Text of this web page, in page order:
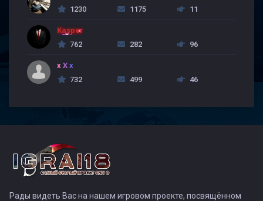
1230
1175 11
Kasper
762
282 96
x X x
732
499 46
Рады видеть Вас на нашем игровом проекте, посвящённом